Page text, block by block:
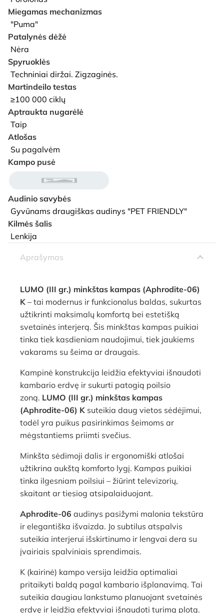
Miegamas mechanizmas
"Puma"
Patalynės dėžė
Nėra
Spyruoklės
Techniniai diržai. Zigzaginės.
Martindeilo testas
≥100 000 ciklų
Aptraukta nugarėlė
Taip
Atlošas
Su pagalvėm
Kampo pusė
Audinio savybės
Gyvūnams draugiškas audinys "PET FRIENDLY"
Kilmės šalis
Lenkija
Aprašymas
LUMO (III gr.) minkštas kampas (Aphrodite-06)
K – tai modernus ir funkcionalus baldas, sukurtas
užtikrinti maksimalų komfortą bei estetišką
svetainės interjerą. Šis minkštas kampas puikiai
tinka tiek kasdieniam naudojimui, tiek jaukiems
vakarams su šeima ar draugais.
Kampinė konstrukcija leidžia efektyviai išnaudoti
kambario erdvę ir sukurti patogią poilsio
zoną. LUMO (III gr.) minkštas kampas
(Aphrodite-06) K suteikia daug vietos sėdėjimui,
todėl yra puikus pasirinkimas šeimoms ar
mėgstantiems priimti svečius.
Minkšta sėdimoji dalis ir ergonomiški atlošai
užtikrina aukštą komforto lygį. Kampas puikiai
tinka ilgesniam poilsiui – žiūrint televizorių,
skaitant ar tiesiog atsipalaiduojant.
Aphrodite-06 audinys pasižymi malonia tekstūra
ir elegantiška išvaizda. Jo subtilus atspalvis
suteikia interjerui išskirtinumo ir lengvai dera su
įvairiais spalviniais sprendimais.
K (kairinė) kampo versija leidžia optimaliai
pritaikyti baldą pagal kambario išplanavimą. Tai
suteikia daugiau lankstumo planuojant svetainės
erdvę ir leidžia efektyviai išnaudoti turimą plotą.